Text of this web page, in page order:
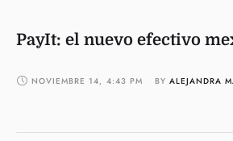
PayIt: el nuevo efectivo
NOVIEMBRE 14, 4:43 PM BY ALEJANDRA